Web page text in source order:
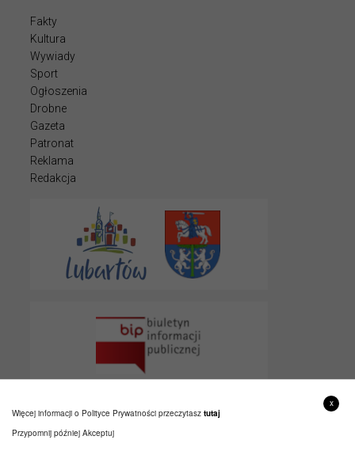
Fakty
Kultura
Wywiady
Sport
Ogłoszenia
Drobne
Gazeta
Patronat
Reklama
Redakcja
x
Więcej informacji o Polityce Prywatności przeczytasz tutaj
Przypomnij później Akceptuj